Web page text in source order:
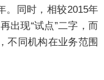
。同时，相较2015年
出现“试点”二字，而
不同机构在业务范围